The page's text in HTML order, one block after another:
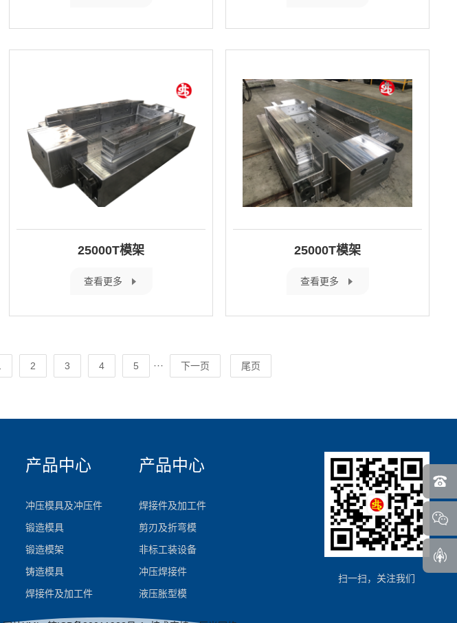
25000T模架
查看更多
25000T模架
查看更多
2 3 4 5 ··· 下一页 尾页
产品中心
冲压模具及冲压件
锻造模具
锻造模架
铸造模具
焊接件及加工件
产品中心
焊接件及加工件
剪刃及折弯模
非标工装设备
冲压焊接件
液压胀型模
扫一扫，关注我们